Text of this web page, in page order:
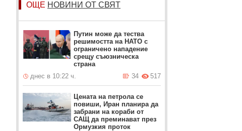
ОЩЕ НОВИНИ ОТ СВЯТ
Путин може да тества
решимостта на НАТО с
ограничено нападение
срещу съюзническа
страна
днес в 10:22 ч.
517
34
Цената на петрола се
повиши, Иран планира да
забрани на кораби от
САЩ да преминават през
Ормузкия проток